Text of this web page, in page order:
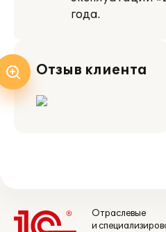
года.
Отзыв клиента
Отраслевые
и